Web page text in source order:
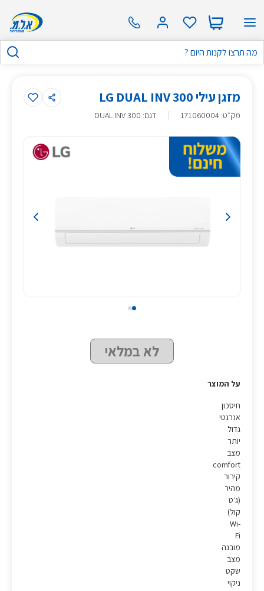
מזגן עילי LG DUAL INV 300
מק״ט:
171060004 דגם: DUAL INV 300
לא במלאי
על המוצר
חיסכון
אנרגטי
גדול
יותר
מצב
comfort
קירור
מהיר
(ג׳ט
קול)
Wi-
Fi
מובנה
מצב
שקט
ניקוי